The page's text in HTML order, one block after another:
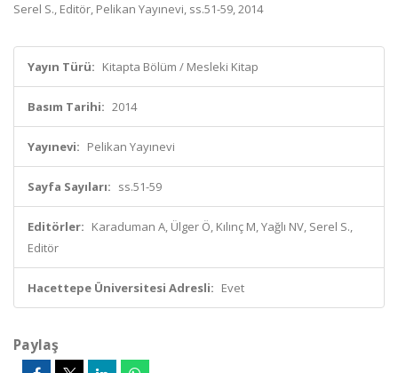
Serel S., Editör, Pelikan Yayınevi, ss.51-59, 2014
Yayın Türü: Kitapta Bölüm / Mesleki Kitap
Basım Tarihi: 2014
Yayınevi: Pelikan Yayınevi
Sayfa Sayıları: ss.51-59
Editörler: Karaduman A, Ülger Ö, Kılınç M, Yağlı NV, Serel S.,
Editör
Hacettepe Üniversitesi Adresli: Evet
Paylaş